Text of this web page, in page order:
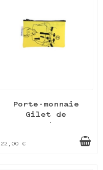
Porte-monnaie
Gilet de
sauvetage
22,00 €